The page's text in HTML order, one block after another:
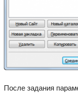
После задания